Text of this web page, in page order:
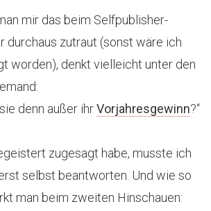
mir das beim Selfpublisher-
durchaus zutraut (sonst wäre ich
worden), denkt vielleicht unter den
denn außer ihrVorjahresgewinn?“
zugesagt habe, musste ich
selbst beantworten. Und wie so
man beim zweiten Hinschauen: